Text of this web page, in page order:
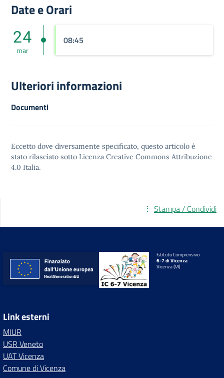
Date e Orari
24
mar
08:45
Ulteriori informazioni
Documenti
Eccetto dove diversamente specificato, questo articolo è
stato rilasciato sotto Licenza Creative Commons Attribuzione
4.0 Italia.
Stampa / Condividi
Istituto Comprensivo
6-7 di Vicenza
Vicenza (VI)
Link esterni
MIUR
USR Veneto
UAT Vicenza
Comune di Vicenza